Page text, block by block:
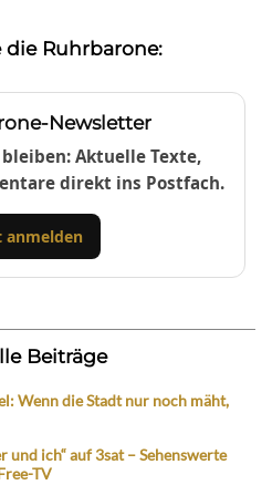
Ruhrbarone:
Newsletter
Aktuelle Texte,
direkt ins Postfach.
anmelden
Beiträge
Wenn die Stadt nur noch mäht,
und ich“ auf 3sat – Sehenswerte
TV